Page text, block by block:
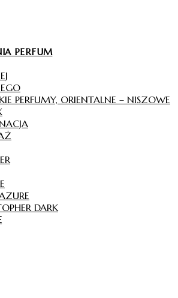
PERFUM
PERFUMY, ORIENTALNE – NISZOWE
DARK